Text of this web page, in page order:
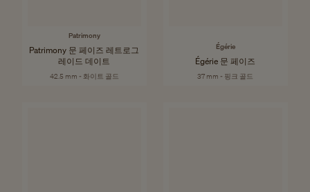
Patrimony
Patrimony 문 페이즈 레트로그
레이드 데이트
42.5 mm - 화이트 골드
Égérie
Égérie 문 페이즈
37 mm - 핑크 골드